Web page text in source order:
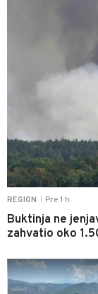
REGION Pre 1 h
Buktinja ne
zahvatio oko